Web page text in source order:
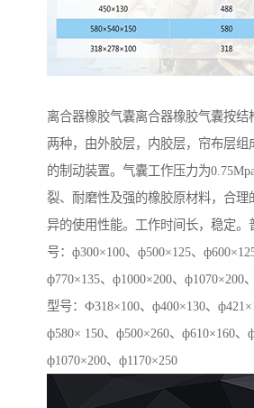
离合器橡胶气囊离合器橡胶气囊按结
两种，由外胶层，内胶层，帘布层组
的制动装置。气囊工作压力为
裂、耐磨性及强的橡胶原材料，合理
异的使用性能。工作时间长，稳定。
号：ф300×100、ф500×125、
ф770×135、ф1000×200、ф1070×200
型号：Ф318×100、ф400×130、
ф580× 150、ф500×260、ф610×160、
ф1070×200、ф1170×250